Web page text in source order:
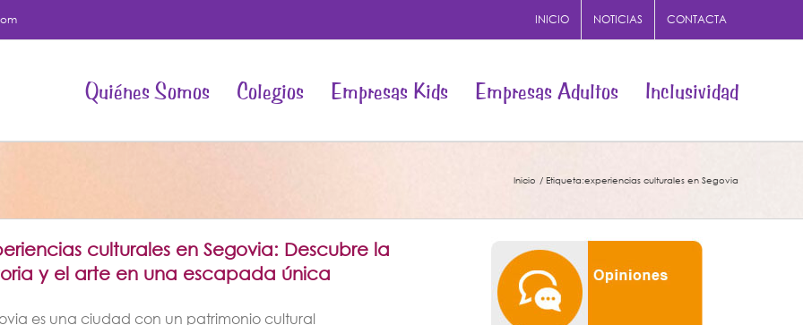
INICIO NOTICIAS CONTACTA
Quiénes Somos Colegios Empresas Kids Empresas Adultos Inclusividad
Inicio Etiqueta:experiencias culturales en Segovia
culturales en Segovia: Descubre la
y el arte en una escapada única
es una ciudad con un patrimonio cultural